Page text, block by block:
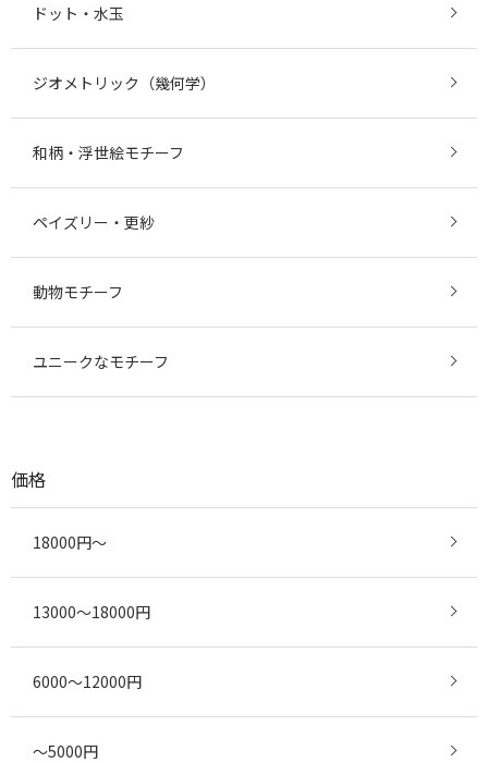
ドット・水玉
ジオメトリック（幾何学）
和柄・浮世絵モチーフ
ペイズリー・更紗
動物モチーフ
ユニークなモチーフ
価格
18000円～
13000～18000円
6000～12000円
～5000円